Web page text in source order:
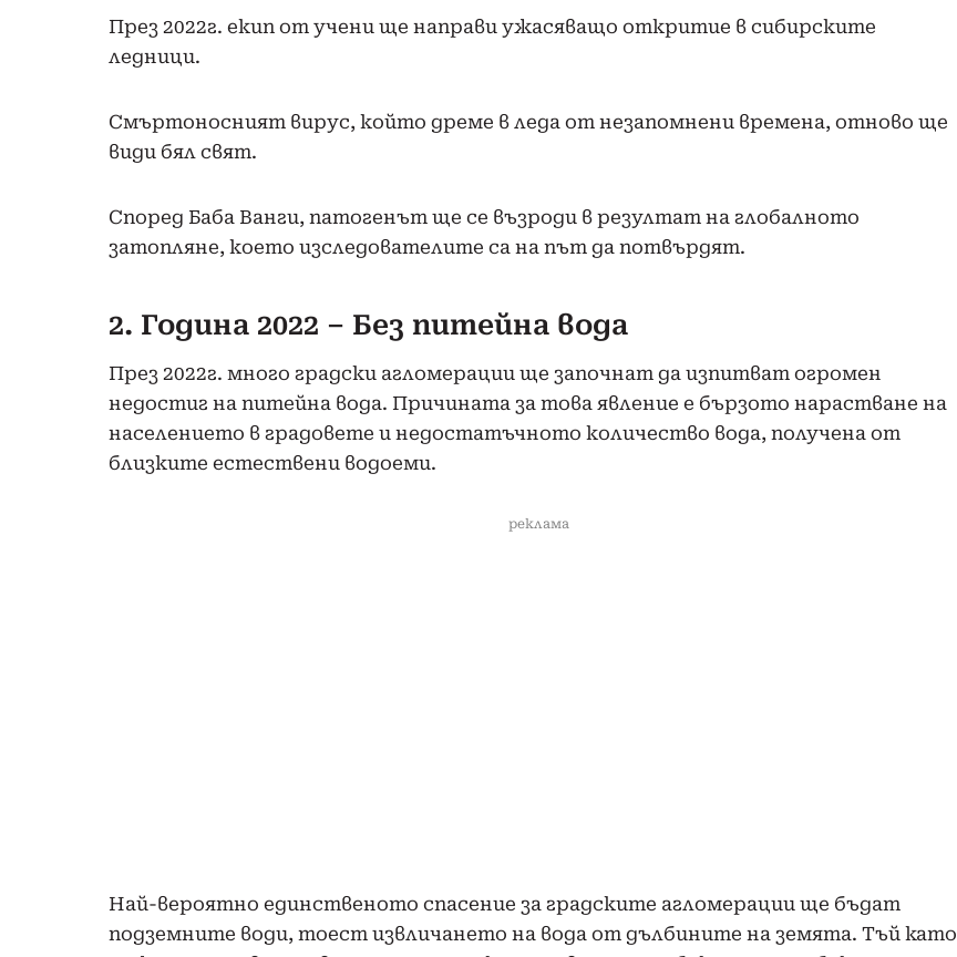
През 2022г. екип от учени ще направи ужасяващо откритие в сибирските
ледници.
Смъртоносният вирус, който дреме в леда от незапомнени времена, отново ще
види бял свят.
Според Баба Ванги, патогенът ще се възроди в резултат на глобалното
затопляне, което изследователите са на път да потвърдят.
2. Година 2022 – Без питейна вода
През 2022г. много градски агломерации ще започнат да изпитват огромен
недостиг на питейна вода. Причината за това явление е бързото нарастване на
населението в градовете и недостатъчното количество вода, получена от
близките естествени водоеми.
реклама
Най-вероятно единственото спасение за градските агломерации ще бъдат
подземните води, тоест извличането на вода от дълбините на земята. Тъй като